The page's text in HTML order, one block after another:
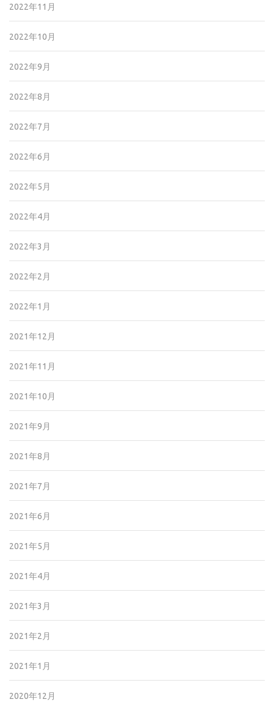
2022年11月
2022年10月
2022年9月
2022年8月
2022年7月
2022年6月
2022年5月
2022年4月
2022年3月
2022年2月
2022年1月
2021年12月
2021年11月
2021年10月
2021年9月
2021年8月
2021年7月
2021年6月
2021年5月
2021年4月
2021年3月
2021年2月
2021年1月
2020年12月